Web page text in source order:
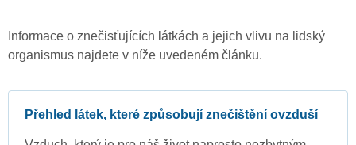
Informace o znečisťujících látkách a jejich vlivu na lidský
organismus najdete v níže uvedeném článku.
Přehled látek, které způsobují znečištění ovzduší